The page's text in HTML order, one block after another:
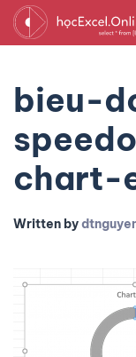
bieu-
chart-
Written by